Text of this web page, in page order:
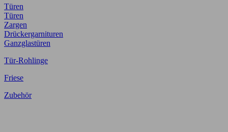
Türen
Türen
Zargen
Drückergarnituren
Ganzglastüren
Tür-Rohlinge
Friese
Zubehör